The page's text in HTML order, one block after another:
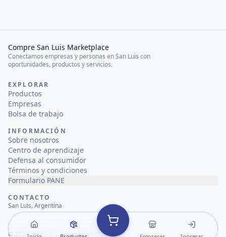
Compre San Luis Marketplace
Conectamos empresas y personas en San Luis con
oportunidades, productos y servicios.
EXPLORAR
Productos
Empresas
Bolsa de trabajo
INFORMACIÓN
Sobre nosotros
Centro de aprendizaje
Defensa al consumidor
Términos y condiciones
Formulario PANE
CONTACTO
San Luis, Argentina
© 2026Compre San Luis Marketplace